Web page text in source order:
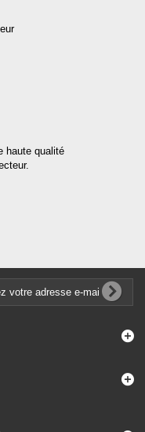
haute qualité